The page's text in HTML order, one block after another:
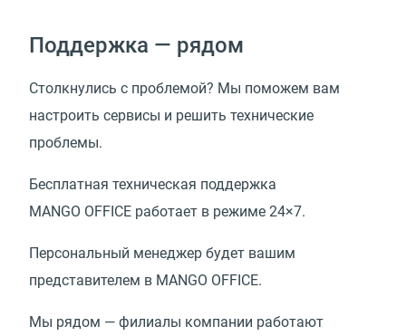
Поддержка — рядом
Столкнулись с проблемой? Мы поможем вам
настроить сервисы и решить технические
проблемы.
Бесплатная техническая поддержка
MANGO OFFICE работает в режиме 24×7.
Персональный менеджер будет вашим
представителем в MANGO OFFICE.
Мы рядом — филиалы компании работают